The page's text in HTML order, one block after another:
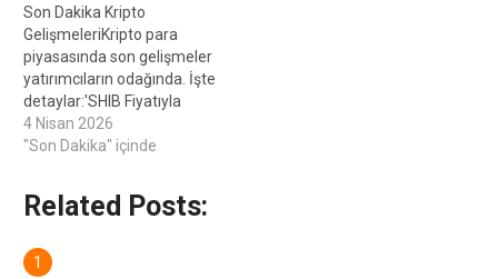
Son Dakika Kripto
GelişmeleriKripto para
piyasasında son gelişmeler
yatırımcıların odağında. İşte
detaylar:'SHIB Fiyatıyla
Hiçbir İlgisi Yok': Shiba Inu
Baş Büyükelçisi
4 Nisan 2026
"Son Dakika" içinde
Related Posts: